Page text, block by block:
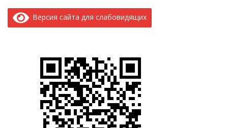
Версия сайта для слабовидящих